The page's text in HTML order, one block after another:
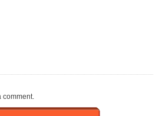
comment.